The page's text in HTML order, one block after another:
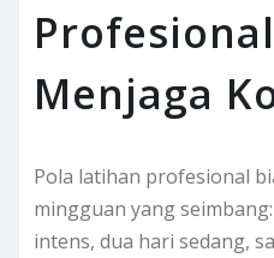
Menjaga
Pola latihan profesional
mingguan yang
intens, dua hari sedang,